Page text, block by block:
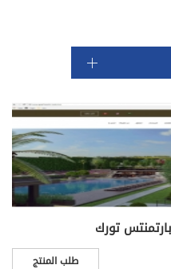
تورك
طلب المنتج